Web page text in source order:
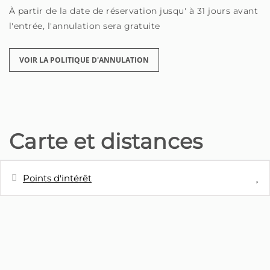
À partir de la date de réservation jusqu' à 31 jours avant
l'entrée, l'annulation sera gratuite
VOIR LA POLITIQUE D'ANNULATION
Carte et distances
Points d'intérêt